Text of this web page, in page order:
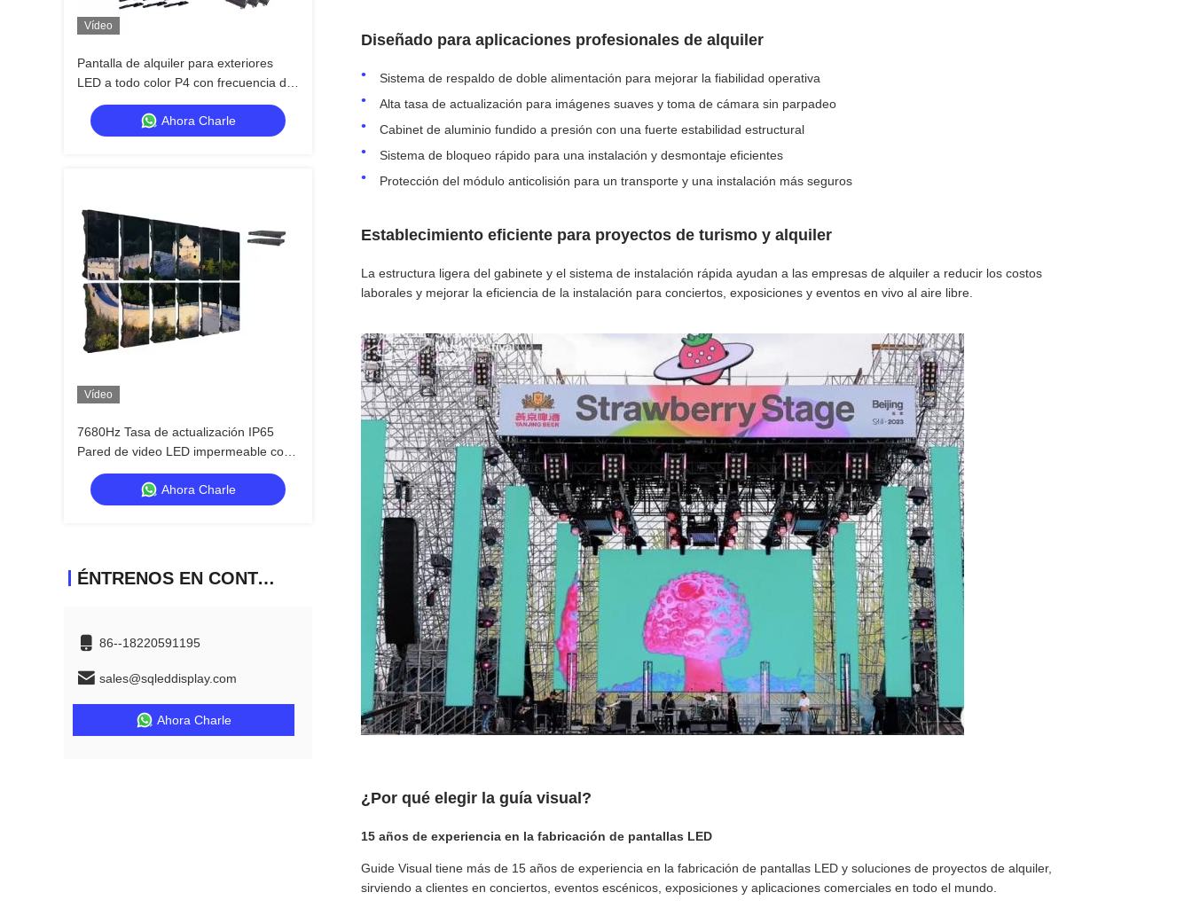
Vídeo
Pantalla de alquiler para exteriores
LED a todo color P4 con frecuencia de
actualización de 7680 Hz e
impermeabilidad IP65 para pantalla de
pared de video HD
Ahora Charle
Vídeo
7680Hz Tasa de actualización IP65
Pared de video LED impermeable con
gabinete de aluminio fundido para
eventos profesionalesAhora Charle
ÉNTRENOS EN CONTACTO CON
86--18220591195
sales@sqleddisplay.com
Ahora Charle
Diseñado para aplicaciones profesionales de alquiler
Sistema de respaldo de doble alimentación para mejorar la fiabilidad operativa
Alta tasa de actualización para imágenes suaves y toma de cámara sin parpadeo
Cabinet de aluminio fundido a presión con una fuerte estabilidad estructural
Sistema de bloqueo rápido para una instalación y desmontaje eficientes
Protección del módulo anticolisión para un transporte y una instalación más seguros
Establecimiento eficiente para proyectos de turismo y alquiler
La estructura ligera del gabinete y el sistema de instalación rápida ayudan a las empresas de alquiler a reducir los costos
laborales y mejorar la eficiencia de la instalación para conciertos, exposiciones y eventos en vivo al aire libre.
¿Por qué elegir la guía visual?
15 años de experiencia en la fabricación de pantallas LED
Guide Visual tiene más de 15 años de experiencia en la fabricación de pantallas LED y soluciones de proyectos de alquiler,
sirviendo a clientes en conciertos, eventos escénicos, exposiciones y aplicaciones comerciales en todo el mundo.